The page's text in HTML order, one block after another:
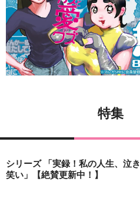
特集
シリーズ 「実録！私の人生、泣き
笑い」【絶賛更新中！】